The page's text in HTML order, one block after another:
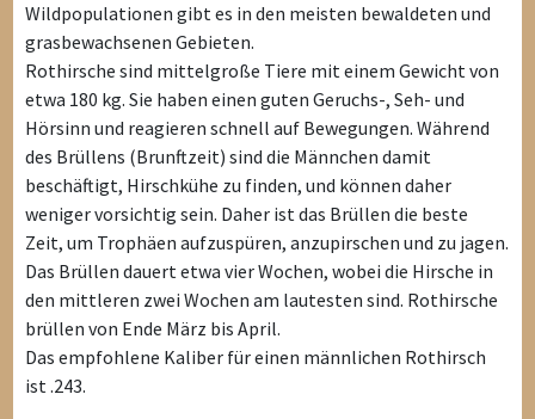
Wildpopulationen gibt es in den meisten bewaldeten und
grasbewachsenen Gebieten.
Rothirsche sind mittelgroße Tiere mit einem Gewicht von
etwa 180 kg. Sie haben einen guten Geruchs-, Seh- und
Hörsinn und reagieren schnell auf Bewegungen. Während
des Brüllens (Brunftzeit) sind die Männchen damit
beschäftigt, Hirschkühe zu finden, und können daher
weniger vorsichtig sein. Daher ist das Brüllen die beste
Zeit, um Trophäen aufzuspüren, anzupirschen und zu jagen.
Das Brüllen dauert etwa vier Wochen, wobei die Hirsche in
den mittleren zwei Wochen am lautesten sind. Rothirsche
brüllen von Ende März bis April.
Das empfohlene Kaliber für einen männlichen Rothirsch
ist .243.